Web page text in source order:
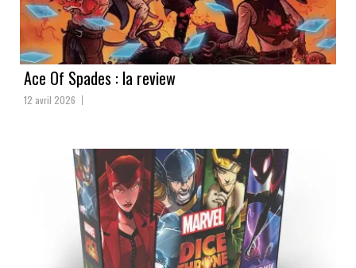
Ace Of Spades : la review
12 avril 2026